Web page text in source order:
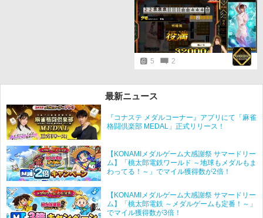
5 2
最新ニュース
『コナステ メダルコーナー』アプリにて「麻雀
格闘倶楽部 MEDAL」正式リリース！
【KONAMIメダルゲーム大感謝祭 サマードリー
ム】「桃太郎電鉄ワールド ～地球もメダルもま
わってる！～」でマイル獲得数が2倍！
【KONAMIメダルゲーム大感謝祭 サマードリー
ム】「桃太郎電鉄 ～メダルゲームも定番！～」
でマイル獲得数が3倍！